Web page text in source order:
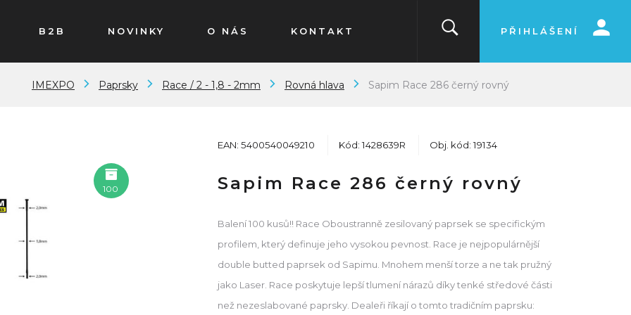
B2B NOVINKY O NÁS KONTAKT PŘIHLÁŠENÍ
IMEXPO Paprsky Race / 2 - 1,8 - 2mm Rovná hlava Sapim Race 286 černý rovný
EAN: 5400540049210 Kód: 1428639R Obj. kód: 19134
Sapim Race 286 černý rovný
100
Balení 100 kusů!! Race Oboustranně zesilovaný paprsek se specifickým
profilem, který definuje jeho vysokou pevnost. Race je nejpopulárnější
double butted paprsek od Sapimu. Mnohem menší torze a ne tak pružný
jako Laser. Race poskytuje lepší tlumení nárazů díky tenké středové části
než nezeslabované paprsky. Dealeři říkají o tomto tradičním paprsku: